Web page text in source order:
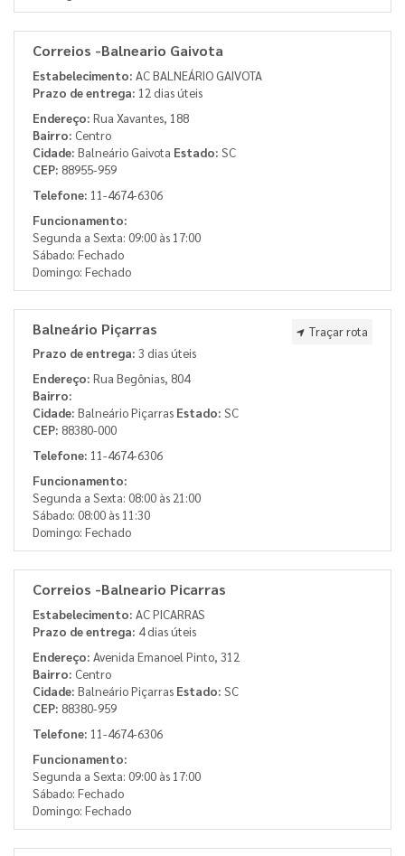
Correios -Balneario Gaivota
Estabelecimento: AC BALNEÁRIO GAIVOTA
Prazo de entrega: 12 dias úteis
Endereço: Rua Xavantes, 188
Bairro: Centro
Cidade: Balneário Gaivota Estado: SC
CEP: 88955-959
Telefone: 11-4674-6306
Funcionamento:
Segunda a Sexta: 09:00 às 17:00
Sábado: Fechado
Domingo: Fechado
Traçar rota
Balneário Piçarras
Prazo de entrega: 3 dias úteis
Endereço: Rua Begônias, 804
Bairro:
Cidade: Balneário Piçarras Estado: SC
CEP: 88380-000
Telefone: 11-4674-6306
Funcionamento:
Segunda a Sexta: 08:00 às 21:00
Sábado: 08:00 às 11:30
Domingo: Fechado
Correios -Balneario Picarras
Estabelecimento: AC PICARRAS
Prazo de entrega: 4 dias úteis
Endereço: Avenida Emanoel Pinto, 312
Bairro: Centro
Cidade: Balneário Piçarras Estado: SC
CEP: 88380-959
Telefone: 11-4674-6306
Funcionamento:
Segunda a Sexta: 09:00 às 17:00
Sábado: Fechado
Domingo: Fechado